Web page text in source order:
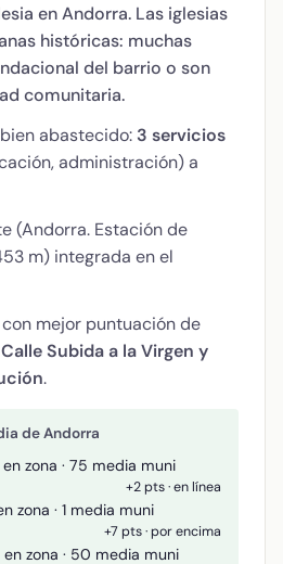
en Andorra. Las iglesias
históricas: muchas
del barrio o son
comunitaria.
abastecido: 3 servicios
administración) a
(Andorra. Estación de
m) integrada en el
mejor puntuación de
Calle Subida a la Virgen y
.
de Andorra
en zona · 75 media muni
+2 pts · en línea
zona · 1 media muni
+7 pts · por encima
en zona · 50 media muni